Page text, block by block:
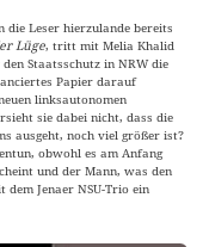
die Leser hierzulande bereits
Lüge, tritt mit Melia Khalid
Staatsschutz in NRW die
Papier darauf
linksautonomen
sie dabei nicht, dass die
ausgeht, noch viel größer ist?
obwohl es am Anfang
und der Mann, was den
Jenaer NSU-Trio ein